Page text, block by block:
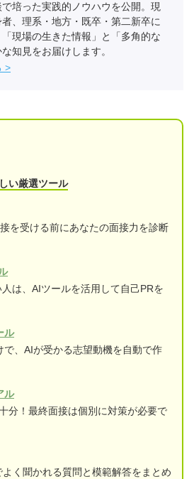
培った実践的ノウハウを公開。現
、理系・地方・既卒・第二新卒に
現場の生きた情報」と「多角的な
知見をお届けします。
い厳選ツール
を受ける前にあなたの面接力を診断
は、AIツールを活用して自己PRを
ル
、AIが受かる志望動機を自動で作
ル
分！最終面接は個別に対策が必要で
く聞かれる質問と模範解答をまとめ